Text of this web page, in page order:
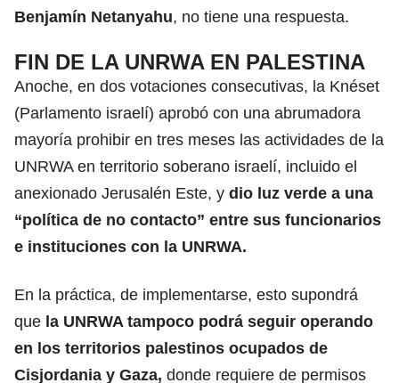
Benjamín Netanyahu, no tiene una respuesta.
FIN DE LA UNRWA EN PALESTINA
Anoche, en dos votaciones consecutivas, la Knéset
(Parlamento israelí) aprobó con una abrumadora
mayoría prohibir en tres meses las actividades de la
UNRWA en territorio soberano israelí, incluido el
anexionado Jerusalén Este, y dio luz verde a una
“política de no contacto” entre sus funcionarios
e instituciones con la UNRWA.
En la práctica, de implementarse, esto supondrá
que la UNRWA tampoco podrá seguir operando
en los territorios palestinos ocupados de
Cisjordania y Gaza, donde requiere de permisos